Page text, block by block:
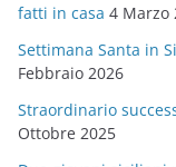
e
fatti in casa 4 Marzo
Settimana Santa in
Febbraio 2026
Straordinario
Ottobre 2025